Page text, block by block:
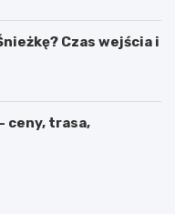
Czas wejścia i
ceny, trasa,